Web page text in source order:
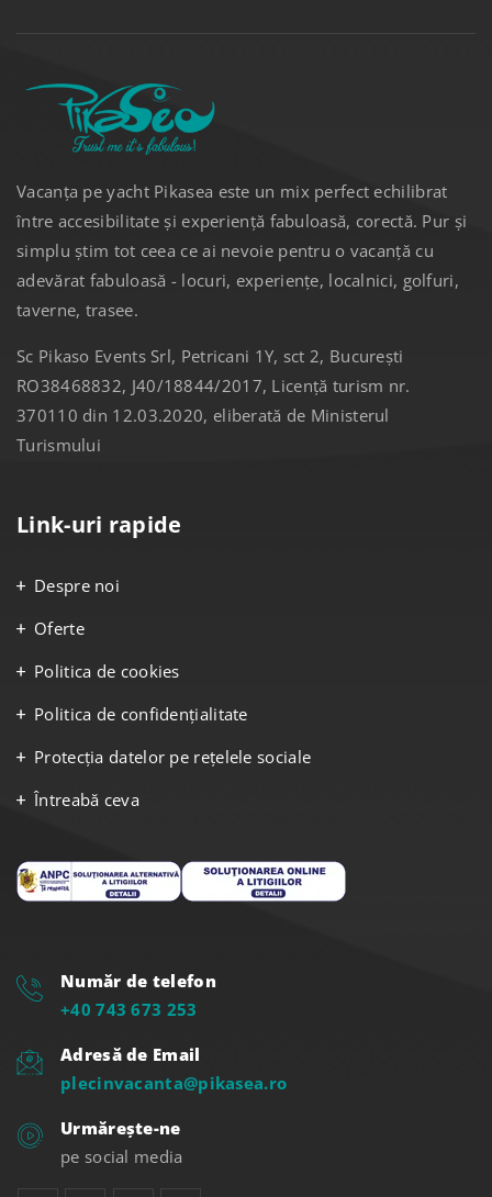
Vacanța pe yacht Pikasea este un mix perfect echilibrat
între accesibilitate și experiență fabuloasă, corectă. Pur și
simplu știm tot ceea ce ai nevoie pentru o vacanță cu
adevărat fabuloasă - locuri, experiențe, localnici, golfuri,
taverne, trasee.
Sc Pikaso Events Srl, Petricani 1Y, sct 2, București
RO38468832, J40/18844/2017, Licență turism nr.
370110 din 12.03.2020, eliberată de Ministerul
Turismului
Link-uri rapide
Despre noi
Oferte
Politica de cookies
Politica de confidențialitate
Protecția datelor pe rețelele sociale
Întreabă ceva
Număr de telefon
+40 743 673 253
Adresă de Email
plecinvacanta@pikasea.ro
Urmărește-ne
pe social media